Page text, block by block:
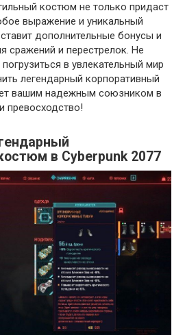
костюм не только придаст
выражение и уникальный
дополнительные бонусы и
сражений и перестрелок. Не
в увлекательный мир
легендарный корпоративный
вашим надежным союзником в
превосходство!
в Cyberpunk 2077